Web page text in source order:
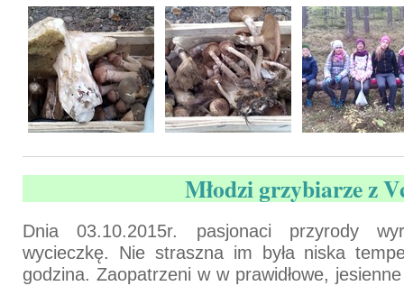
Młodzi grzybiarze z
Dnia 03.10.2015r. pasjonaci przyrody
wycieczkę. Nie straszna im była niska
godzina. Zaopatrzeni w w prawidłowe,